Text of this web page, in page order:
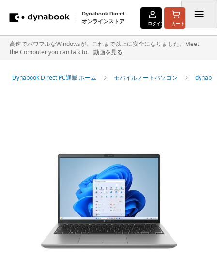
Dynabook Direct
オンラインストア
ログイン カート
高速でパワフルなWindowsが、これまで以上に安全になりました。Meet
the Computer you can talk to.
動画を見る
Dynabook Direct PC通販 ホーム モバイルノートパソコン